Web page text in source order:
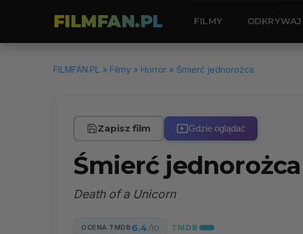
FILMFAN.PL FILMY ODKRYWAJ
FILMFAN.PL » Filmy » Horror » Śmierć jednorożca
Zapisz film Gdzie oglądać
Śmierć jednorożca
Death of a Unicorn
OCENA TMDB 6.4 /10